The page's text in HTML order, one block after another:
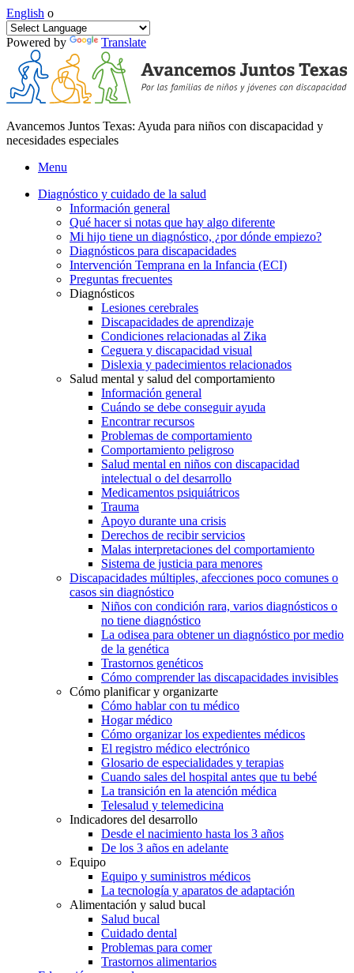
English o
Powered by Translate
Avancemos Juntos Texas: Ayuda para niños con discapacidad y
necesidades especiales
Menu
Diagnóstico y cuidado de la salud
Información general
Qué hacer si notas que hay algo diferente
Mi hijo tiene un diagnóstico, ¿por dónde empiezo?
Diagnósticos para discapacidades
Intervención Temprana en la Infancia (ECI)
Preguntas frecuentes
Diagnósticos
Lesiones cerebrales
Discapacidades de aprendizaje
Condiciones relacionadas al Zika
Ceguera y discapacidad visual
Dislexia y padecimientos relacionados
Salud mental y salud del comportamiento
Información general
Cuándo se debe conseguir ayuda
Encontrar recursos
Problemas de comportamiento
Comportamiento peligroso
Salud mental en niños con discapacidad
intelectual o del desarrollo
Medicamentos psiquiátricos
Trauma
Apoyo durante una crisis
Derechos de recibir servicios
Malas interpretaciones del comportamiento
Sistema de justicia para menores
Discapacidades múltiples, afecciones poco comunes o
casos sin diagnóstico
Niños con condición rara, varios diagnósticos o
no tiene diagnóstico
La odisea para obtener un diagnóstico por medio
de la genética
Trastornos genéticos
Cómo comprender las discapacidades invisibles
Cómo planificar y organizarte
Cómo hablar con tu médico
Hogar médico
Cómo organizar los expedientes médicos
El registro médico electrónico
Glosario de especialidades y terapias
Cuando sales del hospital antes que tu bebé
La transición en la atención médica
Telesalud y telemedicina
Indicadores del desarrollo
Desde el nacimiento hasta los 3 años
De los 3 años en adelante
Equipo
Equipo y suministros médicos
La tecnología y aparatos de adaptación
Alimentación y salud bucal
Salud bucal
Cuidado dental
Problemas para comer
Trastornos alimentarios